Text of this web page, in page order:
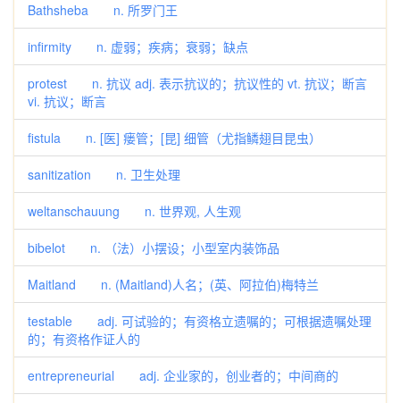
Bathsheba n. 所罗门王
infirmity n. 虚弱；疾病；衰弱；缺点
protest n. 抗议 adj. 表示抗议的；抗议性的 vt. 抗议；断言
vi. 抗议；断言
fistula n. [医] 瘘管；[昆] 细管（尤指鳞翅目昆虫）
sanitization n. 卫生处理
weltanschauung n. 世界观, 人生观
bibelot n. （法）小摆设；小型室内装饰品
Maitland n. (Maitland)人名；(英、阿拉伯)梅特兰
testable adj. 可试验的；有资格立遗嘱的；可根据遗嘱处理
的；有资格作证人的
entrepreneurial adj. 企业家的，创业者的；中间商的